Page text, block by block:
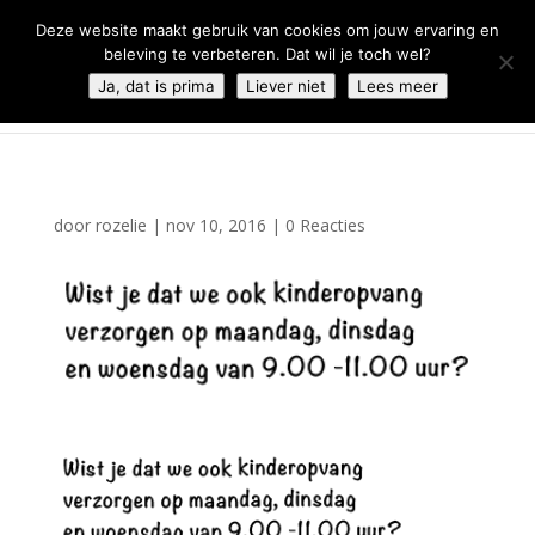
door rozelie | nov 10, 2016 | 0 Reacties
Deze website maakt gebruik van cookies om jouw ervaring en
beleving te verbeteren. Dat wil je toch wel?
Ja, dat is prima
Liever niet Lees meer